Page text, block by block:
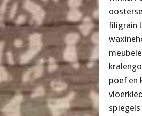
filigrain
poef en
spiegels